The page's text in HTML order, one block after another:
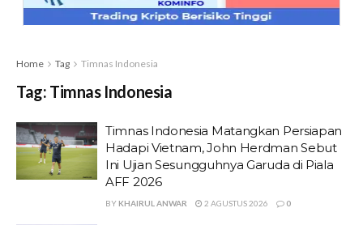
Home Tag Timnas Indonesia
Tag: Timnas Indonesia
Timnas Indonesia Matangkan Persiapan
Hadapi Vietnam, John Herdman Sebut
Ini Ujian Sesungguhnya Garuda di Piala
AFF 2026
BY KHAIRUL ANWAR 2 AGUSTUS 2026 0